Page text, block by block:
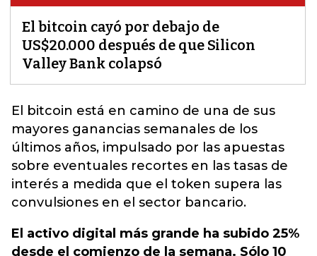
El bitcoin cayó por debajo de
US$20.000 después de que Silicon
Valley Bank colapsó
El bitcoin está en camino de una de sus
mayores ganancias semanales de los
últimos años, impulsado por las apuestas
sobre eventuales recortes en las tasas de
interés a medida que el token supera las
convulsiones en el sector bancario.
El activo digital más grande ha subido 25%
desde el comienzo de la semana. Sólo 10